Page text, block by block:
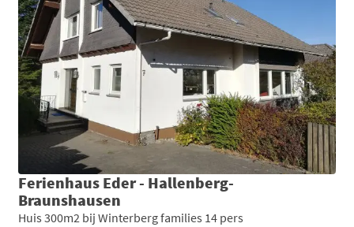
Ferienhaus Eder - Hallenberg-
Braunshausen
Huis 300m2 bij Winterberg families 14 pers